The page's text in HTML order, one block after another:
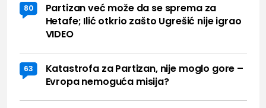
80
Partizan već može da se sprema za
Hetafe; Ilić otkrio zašto Ugrešić nije igrao
VIDEO
63
Katastrofa za Partizan, nije moglo gore –
Evropa nemoguća misija?